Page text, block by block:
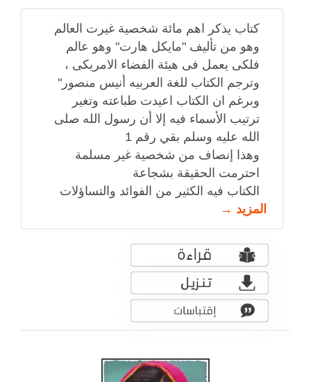
كتاب يذكر اهم مائة شخصية غيرت العالم
وهو من تأليف "مايكل هارت" وهو عالم
فلكى يعمل فى هيئة الفضاء الامريكى ،
وترجم الكتاب للغة العربيه أنيس منصور"
وبرغم ان الكتاب اعيدت طباعته وتغير
ترتيب الأسماء فيه إلا أن رسول الله صلى
الله عليه وسلم بقي رقم 1
وهذا إنصاف من شخصية غير مسلمة
احترمت الحقيقة بشجاعة
الكتاب فيه الكثير من الفوائد والتساؤلات
المزيد →